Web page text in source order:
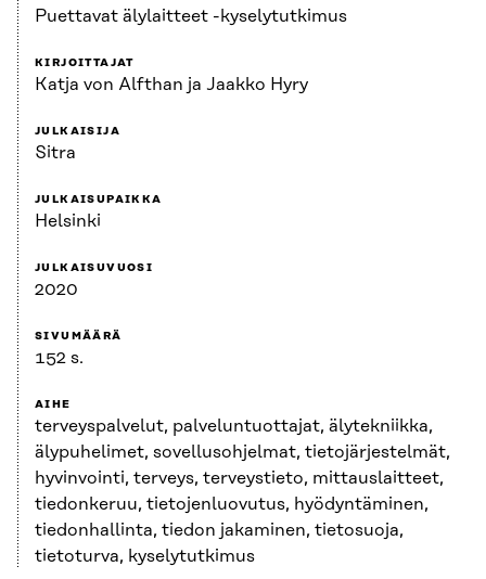
Puettavat älylaitteet -kyselytutkimus
KIRJOITTAJAT
Katja von Alfthan ja Jaakko Hyry
JULKAISIJA
Sitra
JULKAISUPAIKKA
Helsinki
JULKAISUVUOSI
2020
SIVUMÄÄRÄ
152 s.
AIHE
terveyspalvelut, palveluntuottajat, älytekniikka,
älypuhelimet, sovellusohjelmat, tietojärjestelmät,
hyvinvointi, terveys, terveystieto, mittauslaitteet,
tiedonkeruu, tietojenluovutus, hyödyntäminen,
tiedonhallinta, tiedon jakaminen, tietosuoja,
tietoturva, kyselytutkimus